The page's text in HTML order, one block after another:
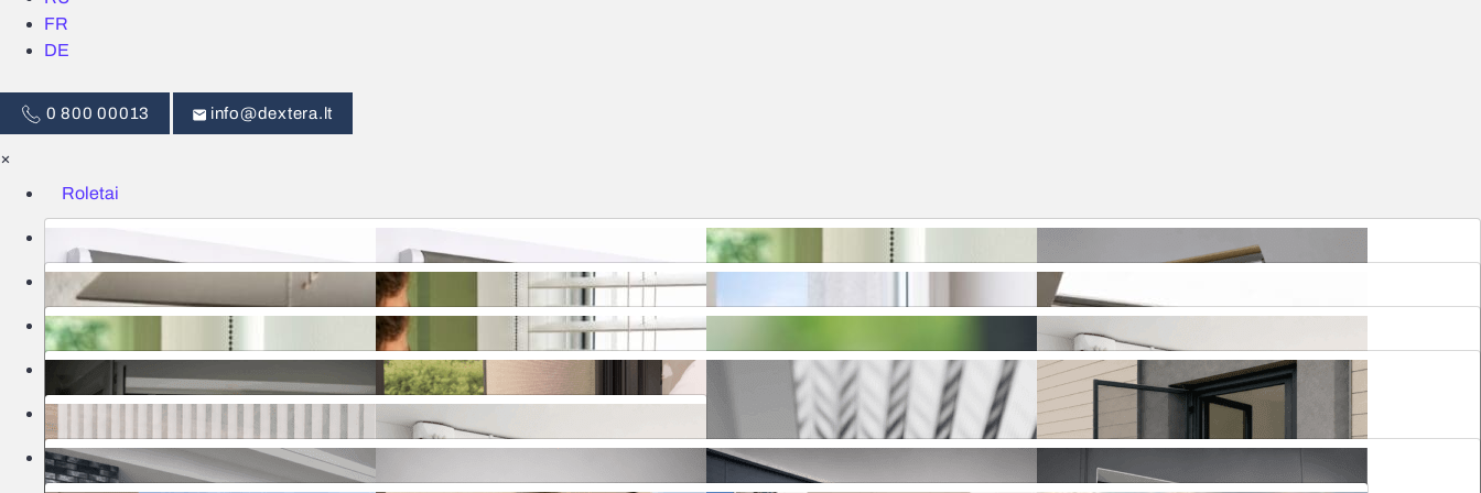
FR
DE
0 800 00013 info@dextera.lt
×
Roletai
Išmanus valdymas
Tinkleliai
Užuolaidos
Markizės